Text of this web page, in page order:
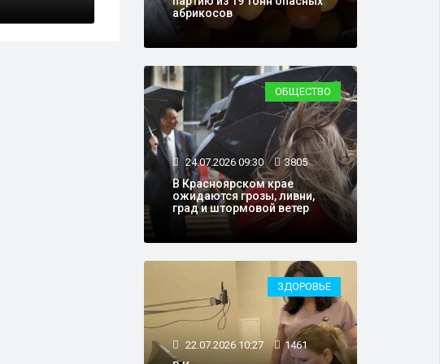
абрикосов
ОБЩЕСТВО
24.07.2026 09:30 3805
В Красноярском крае
ожидаются грозы, ливни,
град и штормовой ветер
ЗДОРОВЬЕ
22.07.2026 10:27 1461